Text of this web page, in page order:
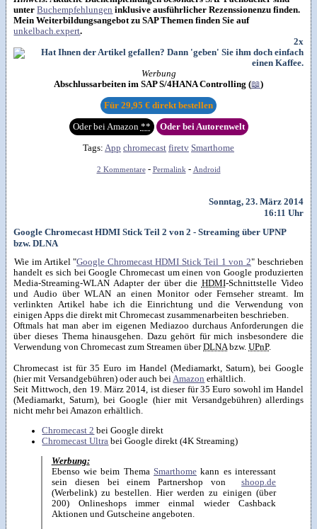
unterBuchempfehlungen inklusive ausführlicher Rezenssionenzu finden.
Mein Weiterbildungsangebot zu SAP Themen finden Sie auf
unkelbach.expert.
2x
Werbung
Abschlussarbeiten im SAP S/4HANA Controlling (📖)
Für 29,95 € direkt bestellen
Oder bei Amazon ** Oder bei Autorenwelt
Tags: App chromecast firetv Smarthome
2 Kommentare- Permalink - Android
Sonntag, 23. März 2014
16:11 Uhr
Google Chromecast HDMI Stick Teil 2 von 2 - Streaming über UPNP
bzw. DLNA
Wie im Artikel "Google Chromecast HDMI Stick Teil 1 von 2" beschrieben
handelt es sich bei Google Chromecast um einen von Google produzierten
Media-Streaming-WLAN Adapter der über die HDMI-Schnittstelle Video
und Audio über WLAN an einen Monitor oder Fernseher streamt. Im
verlinkten Artikel habe ich die Einrichtung und die Verwendung von
einigen Apps die direkt mit Chromecast zusammenarbeiten beschrieben.
Oftmals hat man aber im eigenen Mediazoo durchaus Anforderungen die
über dieses Thema hinausgehen. Dazu gehört für mich insbesondere die
Verwendung von Chromecast zum Streamen überDLNAbzw.UPnP.
Chromecast ist für 35 Euro im Handel (Mediamarkt, Saturn), bei Google
(hier mit Versandgebühren) oder auch beiAmazon erhältlich.
Seit Mittwoch, den 19. März 2014, ist dieser für 35 Euro sowohl im Handel
(Mediamarkt, Saturn), bei Google (hier mit Versandgebühren) allerdings
nicht mehr bei Amazon erhältlich.
Chromecast 2 bei Google direkt
Chromecast Ultra bei Google direkt (4K Streaming)
Werbung:
Ebenso wie beim Thema Smarthome kann es interessant
sein diesen bei einem Partnershop vonshoop.de
(Werbelink) zu bestellen. Hier werden zu einigen (über
200) Onlineshops immer einmal wieder Cashback
Aktionen und Gutscheine angeboten.